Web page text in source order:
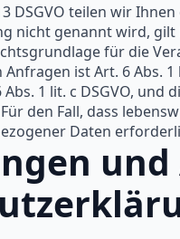
DSGVO teilen wir
nicht genannt wird, gilt
für die
ist Art. 6 Abs.
1 lit. c DSGVO,
Für den Fall, dass
Daten